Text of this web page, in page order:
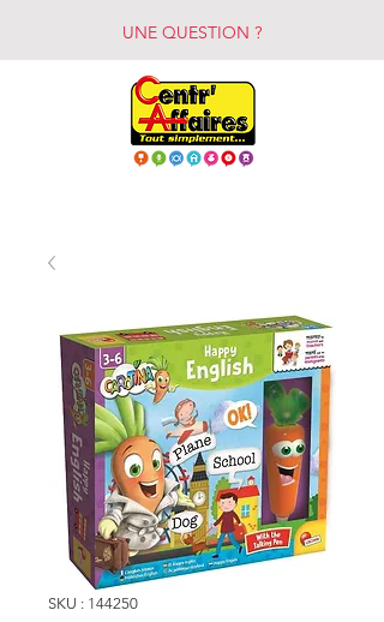
UNE QUESTION ?
SKU : 144250